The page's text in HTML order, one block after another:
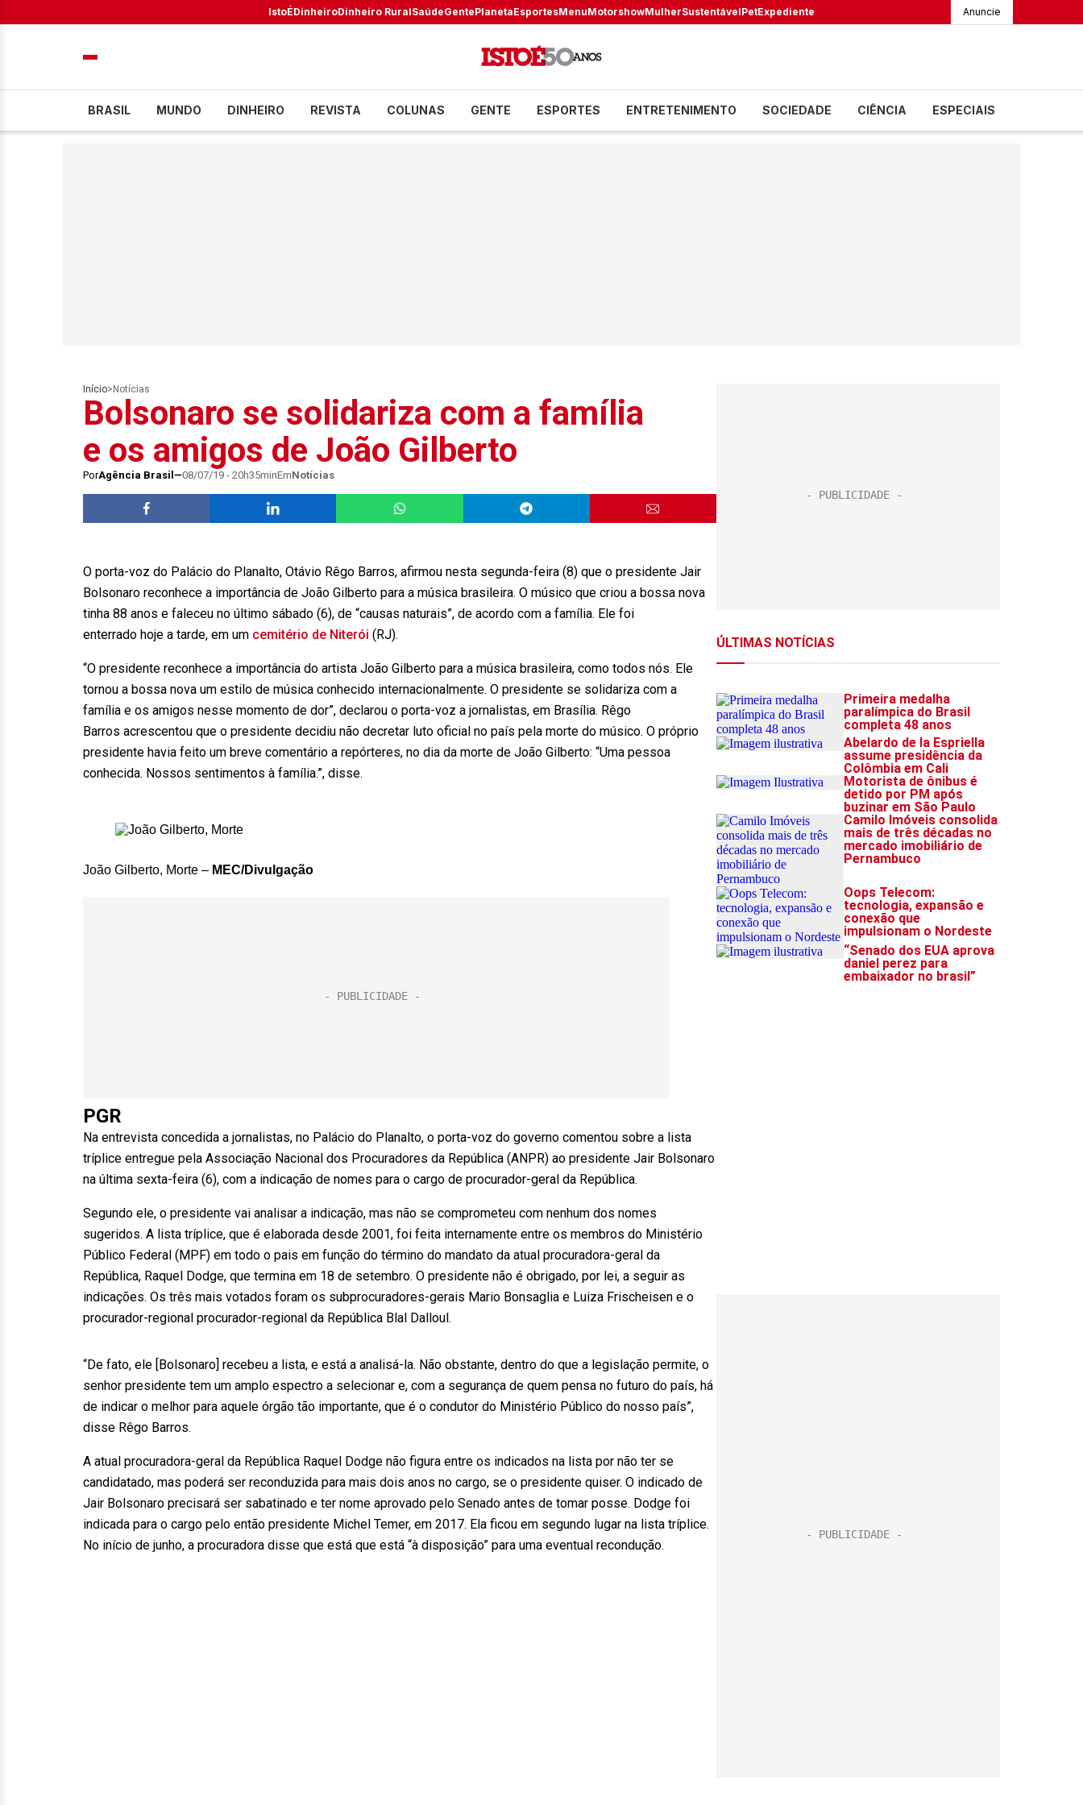
IstoÉDinheiroDinheiro RuralSaúdeGentePlanetaEsportesMenuMotorshowMulherSustentávelPetExpediente Anuncie
BRASIL MUNDO DINHEIRO REVISTA COLUNAS GENTE ESPORTES ENTRETENIMENTO SOCIEDADE CIÊNCIA ESPECIAIS
Início> Notícias
Bolsonaro se solidariza com a família
e os amigos de João Gilberto
PorAgência Brasil 08/07/19 - 20h35minEmNotícias
O porta-voz do Palácio do Planalto, Otávio Rêgo Barros, afirmou nesta segunda-feira (8) que o presidente Jair
Bolsonaro reconhece a importância de João Gilberto para a música brasileira. O músico que criou a bossa nova
tinha 88 anos e faleceu no último sábado (6), de “causas naturais”, de acordo com a família. Ele foi
enterrado hoje a tarde, em um cemitério de Niterói (RJ).
“O presidente reconhece a importância do artista João Gilberto para a música brasileira, como todos nós. Ele
tornou a bossa nova um estilo de música conhecido internacionalmente. O presidente se solidariza com a
família e os amigos nesse momento de dor”, declarou o porta-voz a jornalistas, em Brasília. Rêgo
Barros acrescentou que o presidente decidiu não decretar luto oficial no país pela morte do músico. O próprio
presidente havia feito um breve comentário a repórteres, no dia da morte de João Gilberto: “Uma pessoa
conhecida. Nossos sentimentos à família.”, disse.
João Gilberto, Morte – MEC/Divulgação
PGR
Na entrevista concedida a jornalistas, no Palácio do Planalto, o porta-voz do governo comentou sobre a lista
tríplice entregue pela Associação Nacional dos Procuradores da República (ANPR) ao presidente Jair Bolsonaro
na última sexta-feira (6), com a indicação de nomes para o cargo de procurador-geral da República.
Segundo ele, o presidente vai analisar a indicação, mas não se comprometeu com nenhum dos nomes
sugeridos. A lista tríplice, que é elaborada desde 2001, foi feita internamente entre os membros do Ministério
Público Federal (MPF) em todo o pais em função do término do mandato da atual procuradora-geral da
República, Raquel Dodge, que termina em 18 de setembro. O presidente não é obrigado, por lei, a seguir as
indicações. Os três mais votados foram os subprocuradores-gerais Mario Bonsaglia e Luiza Frischeisen e o
procurador-regional procurador-regional da República Blal Dalloul.
“De fato, ele [Bolsonaro] recebeu a lista, e está a analisá-la. Não obstante, dentro do que a legislação permite, o
senhor presidente tem um amplo espectro a selecionar e, com a segurança de quem pensa no futuro do país, há
de indicar o melhor para aquele órgão tão importante, que é o condutor do Ministério Público do nosso país”,
disse Rêgo Barros.
A atual procuradora-geral da República Raquel Dodge não figura entre os indicados na lista por não ter se
candidatado, mas poderá ser reconduzida para mais dois anos no cargo, se o presidente quiser. O indicado de
Jair Bolsonaro precisará ser sabatinado e ter nome aprovado pelo Senado antes de tomar posse. Dodge foi
indicada para o cargo pelo então presidente Michel Temer, em 2017. Ela ficou em segundo lugar na lista tríplice.
No início de junho, a procuradora disse que está que está “à disposição” para uma eventual recondução.